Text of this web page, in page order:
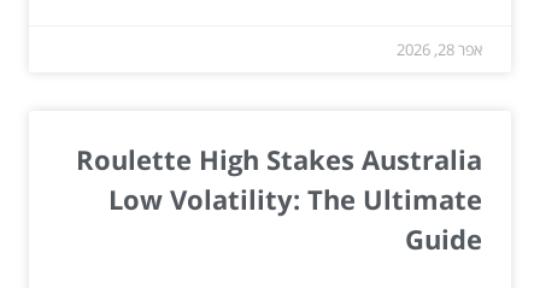
אפר 28, 2026
Roulette High Stakes Australia
Low Volatility: The Ultimate
Guide